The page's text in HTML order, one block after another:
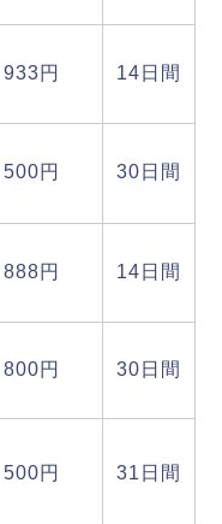
933円 14日間
500円 30日間
888円 14日間
800円 30日間
500円 31日間